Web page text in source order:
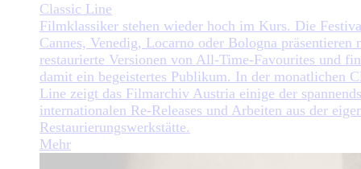
Classic Line
Filmklassiker stehen wieder hoch im Kurs. Die
Cannes, Venedig, Locarno oder Bologna präsentieren
restaurierte Versionen von All-Time-Favourites und
damit ein begeistertes Publikum. In der monatlichen
Line zeigt das Filmarchiv Austria einige der
internationalen Re-Releases und Arbeiten aus der
Restaurierungswerkstätte.
Mehr